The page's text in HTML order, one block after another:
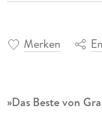
Merken
»Das Beste von